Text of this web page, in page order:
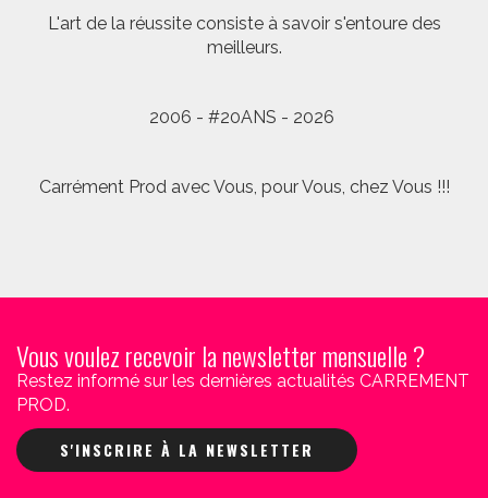
L'art de la réussite consiste à savoir s'entoure des
meilleurs.
2006 - #20ANS - 2026
Carrément Prod avec Vous, pour Vous, chez Vous !!!
Vous voulez recevoir la newsletter mensuelle ?
Restez informé sur les dernières actualités CARREMENT
PROD.
S'INSCRIRE À LA NEWSLETTER